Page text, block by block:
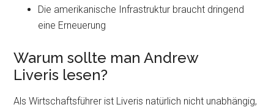
Die amerikanische Infrastruktur braucht dringend
eine Erneuerung
Warum sollte man Andrew
Liveris lesen?
Als Wirtschaftsführer ist Liveris natürlich nicht unabhängig,